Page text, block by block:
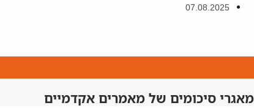
07.08.2025
מאגרי סיכומים של מאמרים אקדמיים